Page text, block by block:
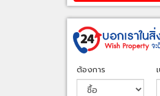
ต้องการ